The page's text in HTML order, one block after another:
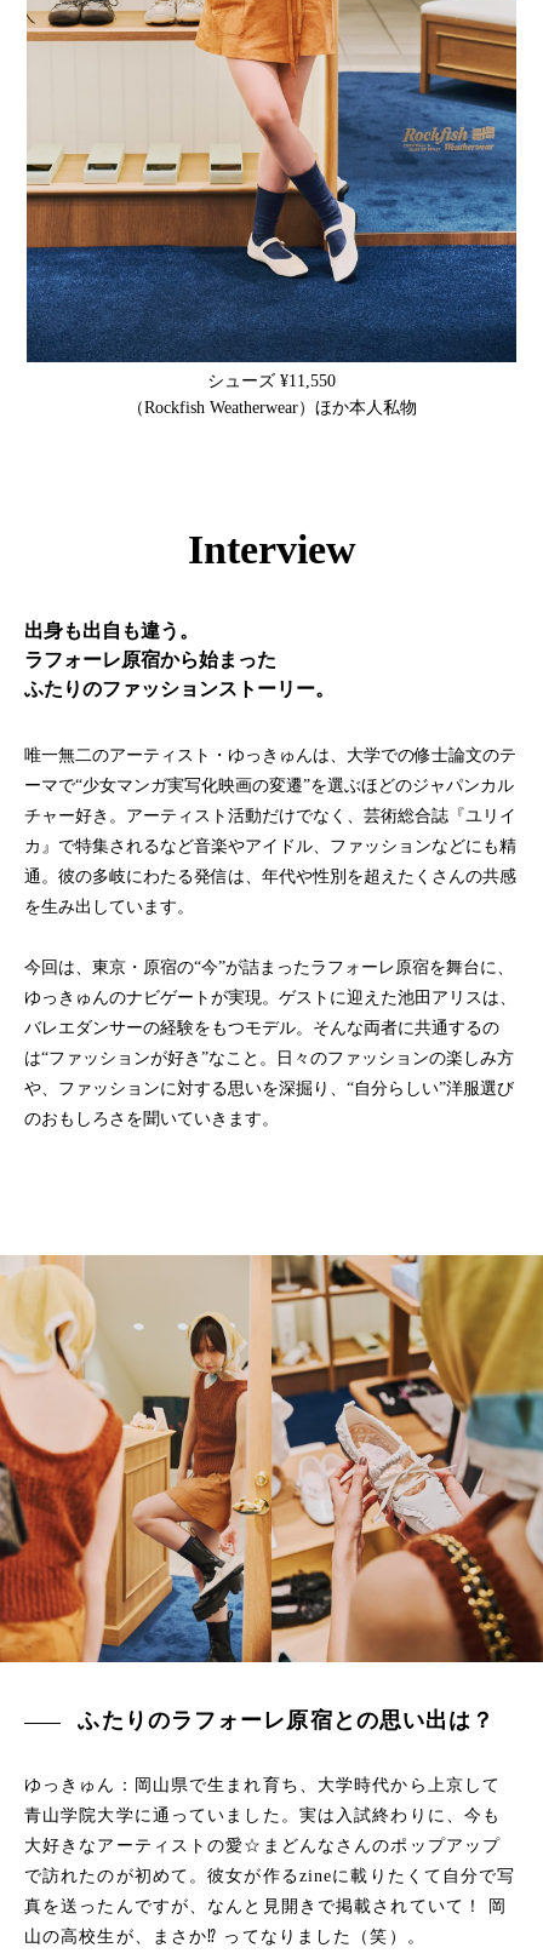
シューズ ¥11,550
（Rockfish Weatherwear）ほか本人私物
Interview
出身も出自も違う。
ラフォーレ原宿から始まった
ふたりのファッションストーリー。
唯一無二のアーティスト・ゆっきゅんは、大学での修士論文のテ
ーマで“少女マンガ実写化映画の変遷”を選ぶほどのジャパンカル
チャー好き。アーティスト活動だけでなく、芸術総合誌『ユリイ
カ』で特集されるなど音楽やアイドル、ファッションなどにも精
通。彼の多岐にわたる発信は、年代や性別を超えたくさんの共感
を生み出しています。
今回は、東京・原宿の“今”が詰まったラフォーレ原宿を舞台に、
ゆっきゅんのナビゲートが実現。ゲストに迎えた池田アリスは、
バレエダンサーの経験をもつモデル。そんな両者に共通するの
は“ファッションが好き”なこと。日々のファッションの楽しみ方
や、ファッションに対する思いを深掘り、“自分らしい”洋服選び
のおもしろさを聞いていきます。
ふたりのラフォーレ原宿との思い出は？
ゆっきゅん：岡山県で生まれ育ち、大学時代から上京して
青山学院大学に通っていました。実は入試終わりに、今も
大好きなアーティストの愛☆まどんなさんのポップアップ
で訪れたのが初めて。彼女が作るzineに載りたくて自分で写
真を送ったんですが、なんと見開きで掲載されていて！ 岡
山の高校生が、まさか⁉︎ ってなりました（笑）。